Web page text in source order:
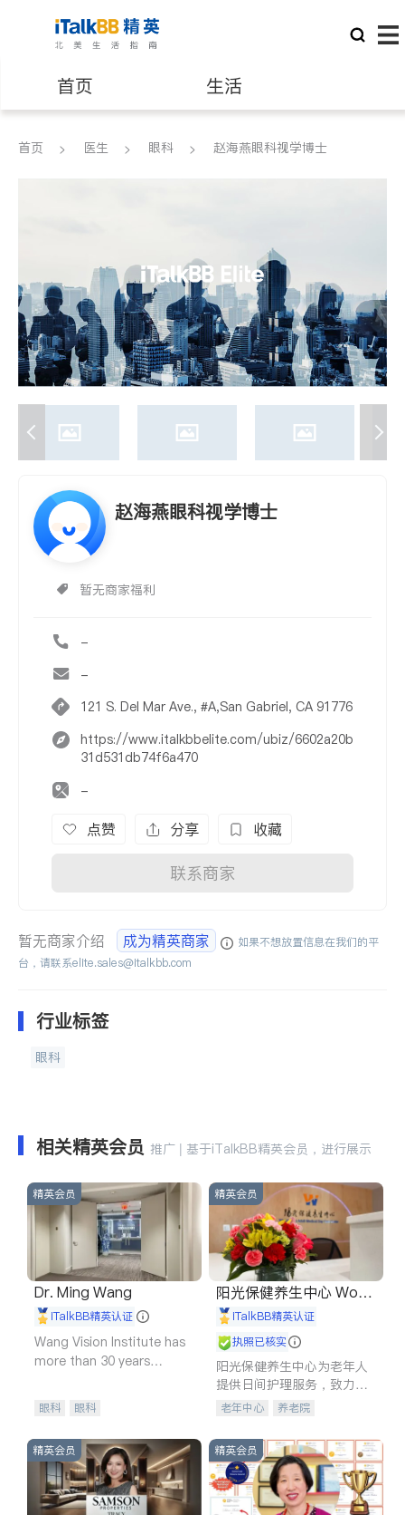
首页 生活
医生 律师
养老 非盈利组织
首页 医生 眼科 赵海燕眼科视学博士
赵海燕眼科视学博士
暂无商家福利
-
-
121 S. Del Mar Ave., #A,San Gabriel, CA 91776
https://www.italkbbelite.com/ubiz/6602a20b
31d531db74f6a470
-
点赞 分享 收藏
联系商家
暂无商家介绍 成为精英商家
如果不想放置信息在我们的平
台，请联系elite.sales@italkbb.com
行业标签
眼科
相关精英会员 推广 | 基于iTalkBB精英会员，进行展示
精英会员
Dr. Ming Wang
iTalkBB精英认证
Wang Vision Institute has
more than 30 years
眼科 眼科
精英会员
阳光保健养生中心 World
shine
iTalkBB精英认证
执照已核实
阳光保健养生中心为老年人
提供日间护理服务，致力于
通过持续的护理创新来有效
老年中心 养老院
精英会员 精英会员